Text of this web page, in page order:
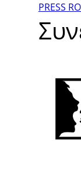
PRESS